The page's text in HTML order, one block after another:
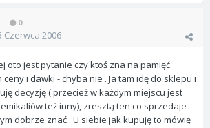
0
Czerwca 2006
oto jest pytanie czy ktoś zna na pamięć
i dawki - chyba nie . Ja tam idę do sklepu i
decyzję ( przecież w każdym miejscu jest
też inny), zresztą ten co sprzedaje
dobrze znać . U siebie jak kupuję to mówię